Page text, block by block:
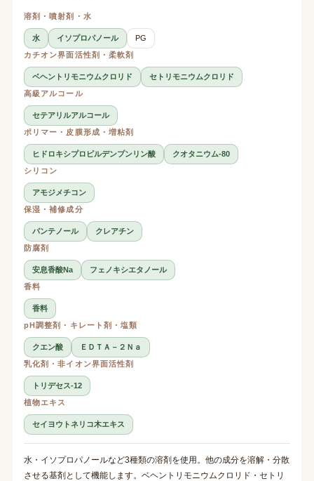
溶剤・噴射剤・水
水 イソプロパノール
PG
カチオン界面活性剤・柔軟剤
ベヘントリモニウムクロリド
セトリモニウムクロリド
高級アルコール
セテアリルアルコール
ポリマー・皮膜形成・増粘剤
ヒドロキシプロピルデンプンリン酸
クオタニウム-80
シリコン
アモジメチコン
保湿・補修成分
パンテノール
クレアチン
防腐剤
安息香酸Na
フェノキシエタノール
香料
香料
pH調整剤・キレート剤・塩類
クエン酸
ＥＤＴＡ－２Ｎａ
乳化剤・非イオン界面活性剤
トリデセス-12
植物エキス
セイヨウトネリコ木エキス
水・イソプロパノールなど3種類の溶剤を使用。他の成分を溶解・分散
させる基剤として機能します。ベヘントリモニウムクロリド・セトリ